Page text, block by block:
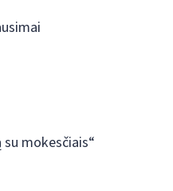
mokesčiais“